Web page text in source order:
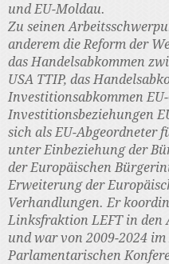
und EU-Moldau.
Zu seinen
anderem die Reform der
das Handelsabkommen
USA TTIP, das
Investitionsabkommen
Investitionsbeziehungen
sich als EU-Abgeordneter
unter Einbeziehung der
der Europäischen
Erweiterung der
Verhandlungen. Er
Linksfraktion LEFT in den
und war von 2009-2024
Parlamentarischen